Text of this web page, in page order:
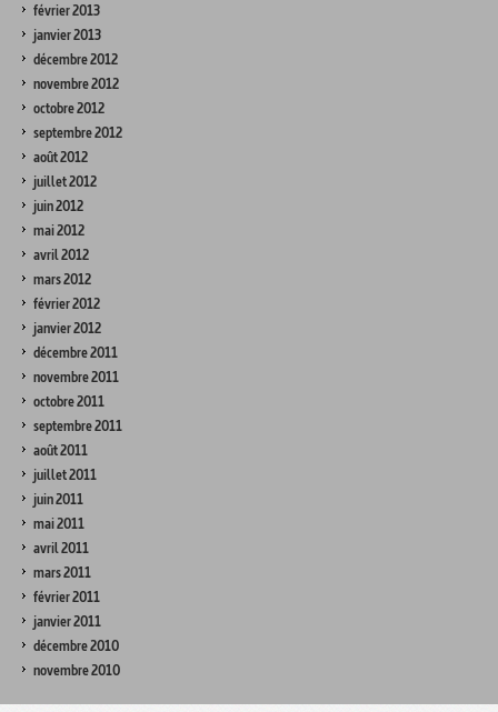
février 2013
janvier 2013
décembre 2012
novembre 2012
octobre 2012
septembre 2012
août 2012
juillet 2012
juin 2012
mai 2012
avril 2012
mars 2012
février 2012
janvier 2012
décembre 2011
novembre 2011
octobre 2011
septembre 2011
août 2011
juillet 2011
juin 2011
mai 2011
avril 2011
mars 2011
février 2011
janvier 2011
décembre 2010
novembre 2010